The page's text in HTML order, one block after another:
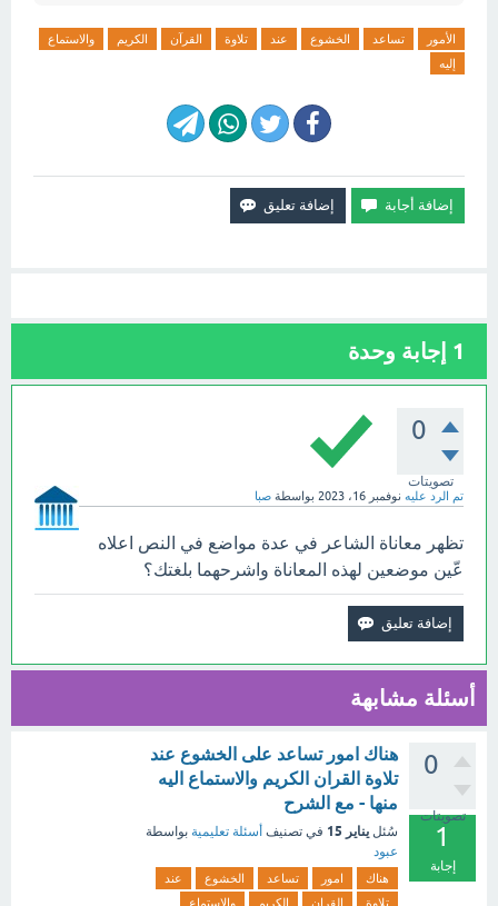
الأمور تساعد الخشوع عند تلاوة القرآن الكريم
والاستماع
إليه
1 إجابة وحدة
0
تصويتات
تم الرد عليه نوفمبر 16، 2023 بواسطة صبا
تظهر معاناة الشاعر في عدة مواضع في النص اعلاه
عّين موضعين لهذه المعاناة واشرحهما بلغتك؟
أسئلة مشابهة
0
تصويتات
1
إجابة
هناك امور تساعد على الخشوع عند
تلاوة القران الكريم والاستماع اليه
منها - مع الشرح
سُئل يناير 15 في تصنيف أسئلة تعليمية بواسطة
عبود
هناك امور تساعد الخشوع
عند
تلاوة
القران الكريم والاستماع